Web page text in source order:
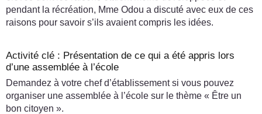
pendant la récréation, Mme Odou a discuté avec eux de ces
raisons pour savoir s’ils avaient compris les idées.
Activité clé : Présentation de ce qui a été appris lors
d’une assemblée à l’école
Demandez à votre chef d’établissement si vous pouvez
organiser une assemblée à l’école sur le thème « Être un
bon citoyen ».